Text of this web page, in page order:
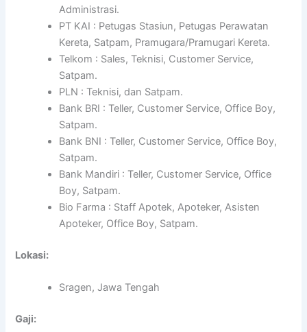
Administrasi.
PT KAI : Petugas Stasiun, Petugas Perawatan
Kereta, Satpam, Pramugara/Pramugari Kereta.
Telkom : Sales, Teknisi, Customer Service,
Satpam.
PLN : Teknisi, dan Satpam.
Bank BRI : Teller, Customer Service, Office Boy,
Satpam.
Bank BNI : Teller, Customer Service, Office Boy,
Satpam.
Bank Mandiri : Teller, Customer Service, Office
Boy, Satpam.
Bio Farma : Staff Apotek, Apoteker, Asisten
Apoteker, Office Boy, Satpam.
Lokasi:
Sragen, Jawa Tengah
Gaji: